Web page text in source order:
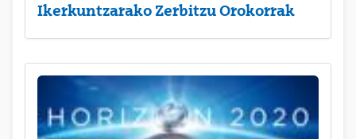
Ikerkuntzarako Zerbitzu Orokorrak